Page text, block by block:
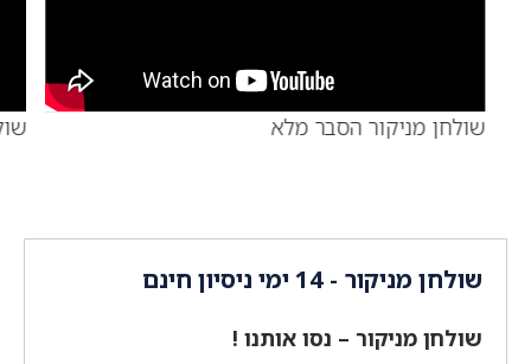
שולחן מניקור הסבר מלא
שולחן מניקור - 14 ימי ניסיון חינם
שולחן מניקור – נסו אותנו !